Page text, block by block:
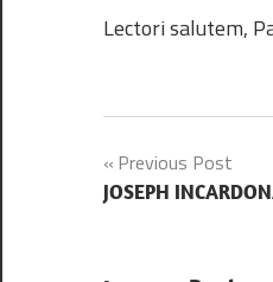
Lectori salutem,
Navigation
de
Previous Post
JOSEPH